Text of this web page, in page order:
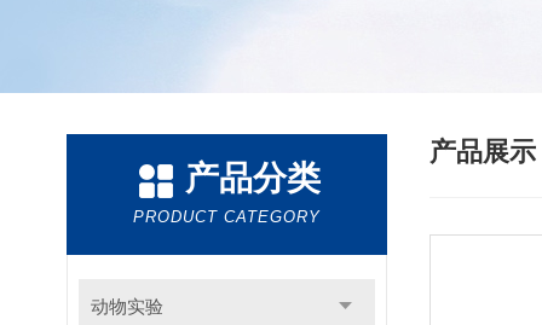
产品分类
PRODUCT CATEGORY
动物实验
产品展示